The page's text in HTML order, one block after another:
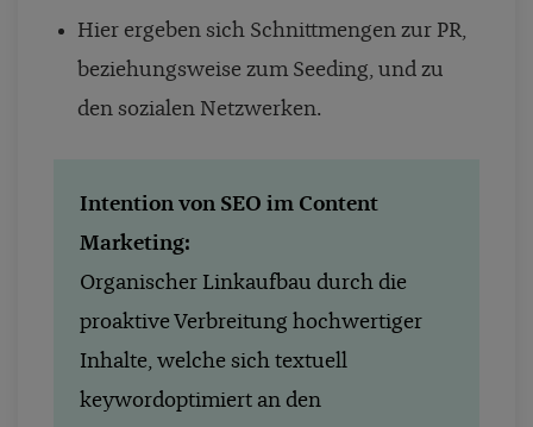
Hier ergeben sich Schnittmengen zur PR,
beziehungsweise zum Seeding, und zu
den sozialen Netzwerken.
Intention von SEO im Content
Marketing:
Organischer Linkaufbau durch die
proaktive Verbreitung hochwertiger
Inhalte, welche sich textuell
keywordoptimiert an den